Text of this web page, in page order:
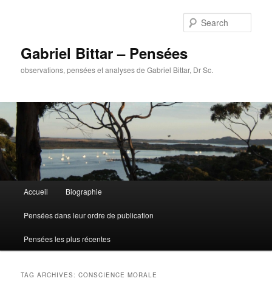
Gabriel Bittar – Pensées
observations, pensées et analyses de Gabriel Bittar, Dr Sc.
Skip to primary content
Skip to secondary content
Accueil Biographie
Pensées dans leur ordre de publication
Pensées les plus récentes
TAG ARCHIVES:CONSCIENCE MORALE